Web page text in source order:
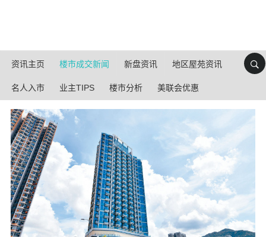
资讯主页 楼市成交新闻 新盘资讯 地区屋苑资讯
名人入市 业主TIPS 楼市分析 美联会优惠